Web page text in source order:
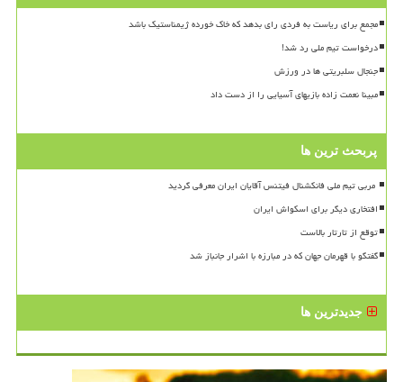
مجمع برای ریاست به فردی رای بدهد که خاک خورده ژیمناستیک باشد
درخواست تیم ملی رد شد!
جنجال سلبریتی ها در ورزش
مبینا نعمت زاده بازیهای آسیایی را از دست داد
پربحث ترین ها
افتخاری دیگر برای اسکواش ایران
توقع از تارتار بالاست
گفتگو با قهرمان جهان که در مبارزه با اشرار جانباز شد
جدیدترین ها